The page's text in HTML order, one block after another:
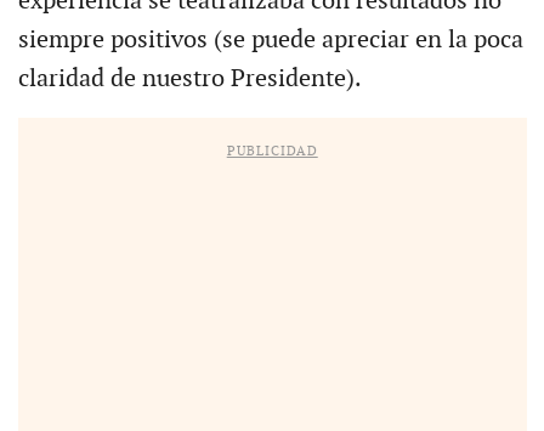
siempre positivos (se puede apreciar en la poca
claridad de nuestro Presidente).
PUBLICIDAD